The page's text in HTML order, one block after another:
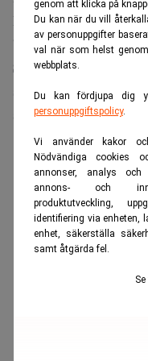
genom att klicka på
Du kan när du vill
av personuppgifter
val när som helst
webbplats.
Du kan fördjupa dig
personuppgiftspolicy.
Vi använder kakor
Nödvändiga cookies
annonser, analys och
annons- och
produktutveckling,
identifiering via enheten,
enhet, säkerställa
samt åtgärda fel.
Kolsrudhar fondens
”Få kan Essity lika
Simon Blecher
stor ägare i bolaget,
sällskapet på ägarlistan.
ANNONS